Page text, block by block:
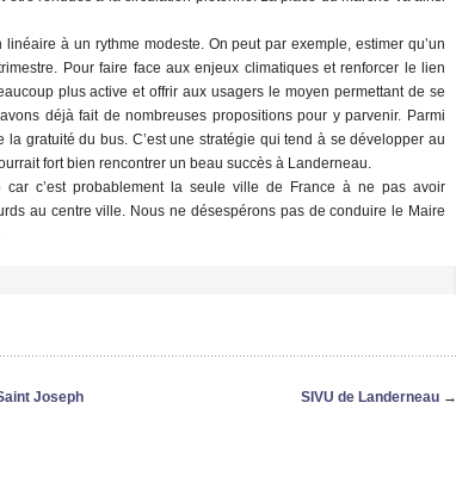
à un rythme modeste. On peut par exemple, estimer qu’un
Pour faire face aux enjeux climatiques et renforcer le lien
plus active et offrir aux usagers le moyen permettant de se
déjà fait de nombreuses propositions pour y parvenir. Parmi
la gratuité du bus. C’est une stratégie qui tend à se développer au
fort bien rencontrer un beau succès à Landerneau.
car c’est probablement la seule ville de France à ne pas avoir
au centre ville. Nous ne désespérons pas de conduire le Maire
Joseph SIVU de Landerneau →